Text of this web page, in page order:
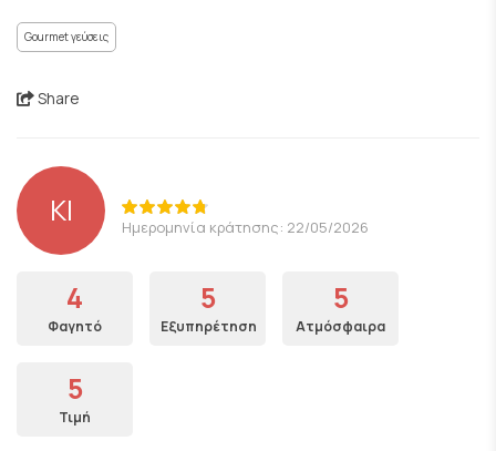
Gourmet γεύσεις
Share
KI Ημερομηνία κράτησης: 22/05/2026
4
Φαγητό
5
Εξυπηρέτηση
5
Ατμόσφαιρα
5
Τιμή